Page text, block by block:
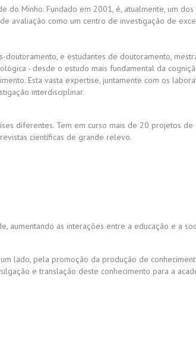
do Minho. Fundado em 2001, é, atualmente, um
avaliação como um centro de investigação de
e estudantes de doutoramento,
- desde o estudo mais fundamental da
Esta vasta expertise, juntamente com os
interdisciplinar.
diferentes. Tem em curso mais de 20 projetos de
científicas de grande relevo.
aumentando as interações entre a educação e a
lado, pela promoção da produção de
e translação deste conhecimento para a